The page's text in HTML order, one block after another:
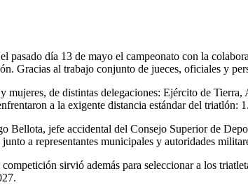
día 13 de mayo el campeonato con la
Gracias al trabajo conjunto de jueces, oficiales y
mujeres, de distintas delegaciones: Ejército de
a la exigente distancia estándar del triatlón:
Bellota, jefe accidental del Consejo Superior de
a representantes municipales y autoridades
sirvió además para seleccionar a los